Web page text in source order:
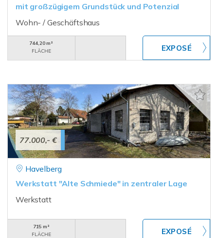
mit großzügigem Grundstück und Potenzial
Wohn- / Geschäftshaus
744,20 m²
FLÄCHE
77.000,- €
Havelberg
Werkstatt "Alte Schmiede" in zentraler Lage
Werkstatt
715 m²
FLÄCHE